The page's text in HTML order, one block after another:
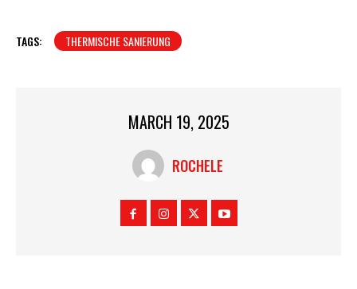
TAGS: THERMISCHE SANIERUNG
MARCH 19, 2025
ROCHELE